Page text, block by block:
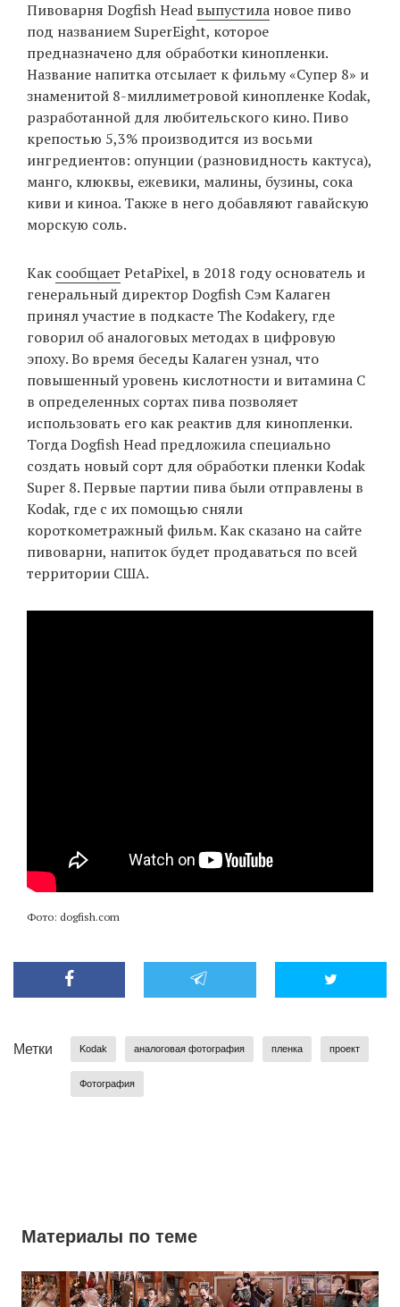
EN
UA
Пивоварня Dogfish Head выпустила новое пиво
под названием SuperEight, которое
предназначено для обработки кинопленки.
Название напитка отсылает к фильму «Супер 8» и
знаменитой 8-миллиметровой кинопленке Kodak,
разработанной для любительского кино. Пиво
крепостью 5,3% производится из восьми
ингредиентов: опунции (разновидность кактуса),
манго, клюквы, ежевики, малины, бузины, сока
киви и киноа. Также в него добавляют гавайскую
морскую соль.
Как сообщает PetaPixel, в 2018 году основатель и
генеральный директор Dogfish Сэм Калаген
принял участие в подкасте The Kodakery, где
говорил об аналоговых методах в цифровую
эпоху. Во время беседы Калаген узнал, что
повышенный уровень кислотности и витамина С
в определенных сортах пива позволяет
использовать его как реактив для кинопленки.
Тогда Dogfish Head предложила специально
создать новый сорт для обработки пленки Kodak
Super 8. Первые партии пива были отправлены в
Kodak, где с их помощью сняли
короткометражный фильм. Как сказано на сайте
пивоварни, напиток будет продаваться по всей
территории США.
Фото: dogfish.com
Метки Kodak аналоговая фотография пленка проект
Фотография
Материалы по теме